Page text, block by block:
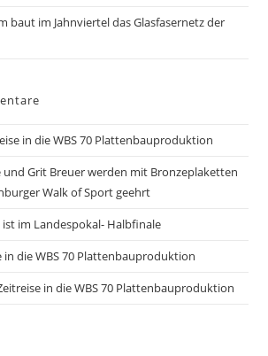
baut im Jahnviertel das Glasfasernetz der
in die WBS 70 Plattenbauproduktion
und Grit Breuer werden mit Bronzeplaketten
Walk of Sport geehrt
ist im Landespokal- Halbfinale
in die WBS 70 Plattenbauproduktion
in die WBS 70 Plattenbauproduktion